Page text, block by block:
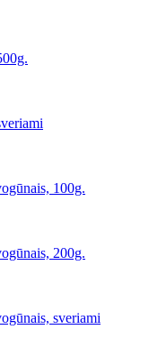
100g.
200g.
sveriami